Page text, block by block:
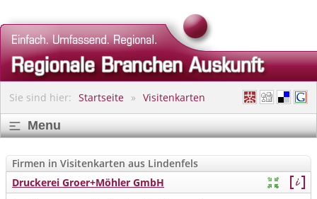
Sie sind hier: Startseite Visitenkarten
Menu
Firmen in Visitenkarten aus Lindenfels
Druckerei Groer+Möhler GmbH